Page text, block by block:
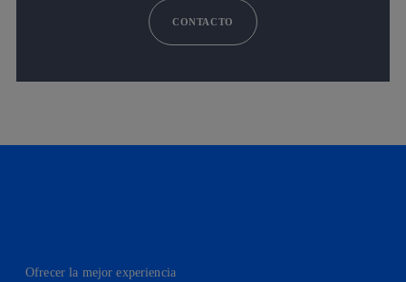
CONTACTO
Ofrecer la mejor experiencia